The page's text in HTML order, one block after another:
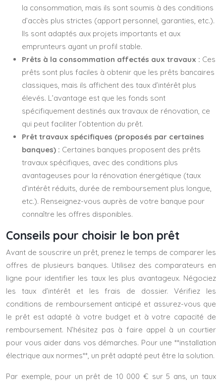
la consommation, mais ils sont soumis à des conditions
d’accès plus strictes (apport personnel, garanties, etc.).
Ils sont adaptés aux projets importants et aux
emprunteurs ayant un profil stable.
Prêts à la consommation affectés aux travaux : Ces
prêts sont plus faciles à obtenir que les prêts bancaires
classiques, mais ils affichent des taux d’intérêt plus
élevés. L’avantage est que les fonds sont
spécifiquement destinés aux travaux de rénovation, ce
qui peut faciliter l’obtention du prêt.
Prêt travaux spécifiques (proposés par certaines
banques) : Certaines banques proposent des prêts
travaux spécifiques, avec des conditions plus
avantageuses pour la rénovation énergétique (taux
d’intérêt réduits, durée de remboursement plus longue,
etc.). Renseignez-vous auprès de votre banque pour
connaître les offres disponibles.
Conseils pour choisir le bon prêt
Avant de souscrire un prêt, prenez le temps de comparer les
offres de plusieurs banques. Utilisez des comparateurs en
ligne pour identifier les taux les plus avantageux. Négociez
les taux d’intérêt et les frais de dossier. Vérifiez les
conditions de remboursement anticipé et assurez-vous que
le prêt est adapté à votre budget et à votre capacité de
remboursement. N’hésitez pas à faire appel à un courtier
pour vous aider dans vos démarches. Pour une **installation
électrique aux normes**, un prêt adapté peut être la solution.
Par exemple, pour un prêt de 10 000 € sur 5 ans, un taux